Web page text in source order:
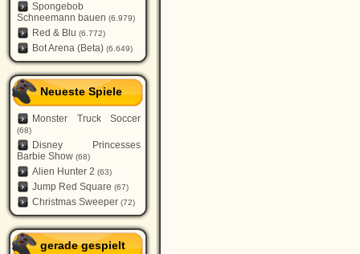
Spongebob
Schneemann bauen (6.979)
Red & Blu (6.772)
Bot Arena (Beta) (6.649)
Neueste Spiele
Monster Truck Soccer
(68)
Disney Princesses
Barbie Show (68)
Alien Hunter 2 (63)
Jump Red Square (67)
Christmas Sweeper (72)
gerade gespielt